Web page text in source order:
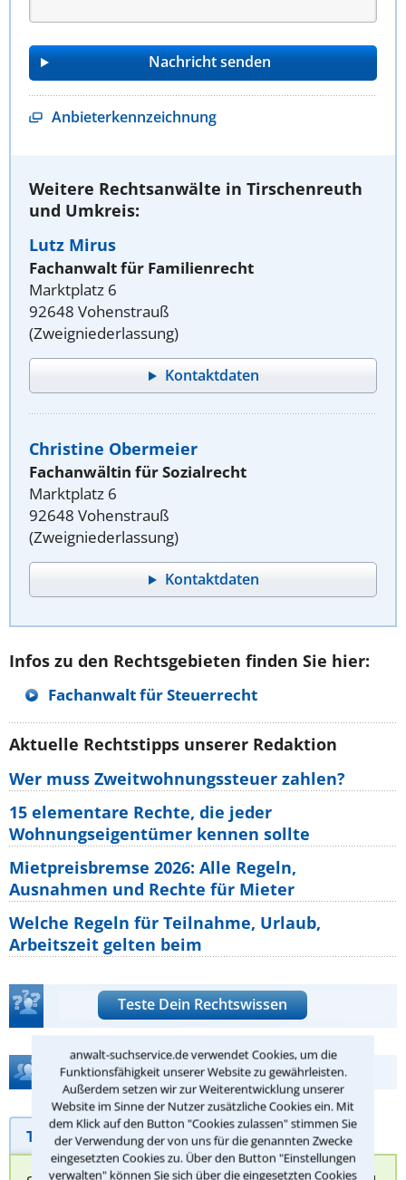
anwalt-suchservice.de verwendet Cookies, um die
Funktionsfähigkeit unserer Website zu gewährleisten.
Außerdem setzen wir zur Weiterentwicklung unserer
Website im Sinne der Nutzer zusätzliche Cookies ein. Mit
dem Klick auf den Button "Cookies zulassen" stimmen Sie
der Verwendung der von uns für die genannten Zwecke
eingesetzten Cookies zu. Über den Button "Einstellungen
verwalten" können Sie sich über die eingesetzten Cookies
Anbieterkennzeichnung
Weitere Rechtsanwälte in Tirschenreuth
und Umkreis:
Lutz Mirus
Fachanwalt für Familienrecht
Marktplatz 6
92648 Vohenstrauß
(Zweigniederlassung)
Kontaktdaten
Christine Obermeier
Fachanwältin für Sozialrecht
Marktplatz 6
92648 Vohenstrauß
(Zweigniederlassung)
Kontaktdaten
Infos zu den Rechtsgebieten finden Sie hier:
Fachanwalt für Steuerrecht
Aktuelle Rechtstipps unserer Redaktion
Wer muss Zweitwohnungssteuer zahlen?
15 elementare Rechte, die jeder
Wohnungseigentümer kennen sollte
Mietpreisbremse 2026: Alle Regeln,
Ausnahmen und Rechte für Mieter
Welche Regeln für Teilnahme, Urlaub,
Arbeitszeit gelten beim
Teste Dein Rechtswissen
Hilfe bei Ihrer Anwaltsuche?
Telefonhilfe Beratungsanfrage